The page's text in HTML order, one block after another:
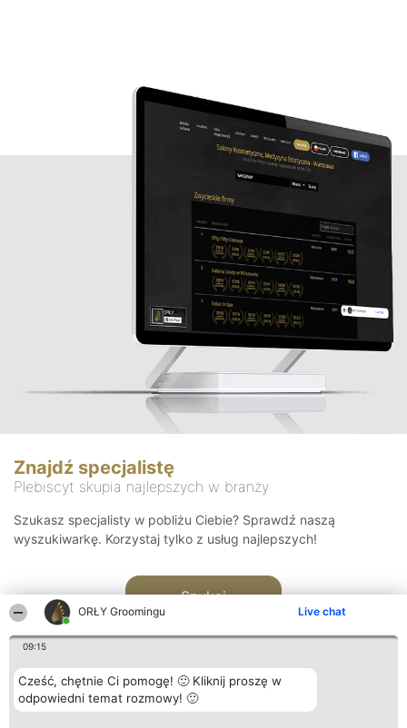
ORŁY Groomingu Live chat
09:15
Cześć, chętnie Ci pomogę! 🙂 Kliknij proszę w
odpowiedni temat rozmowy! 🙂
Znajdź specjalistę
Plebiscyt skupia najlepszych w branży
Szukasz specjalisty w pobliżu Ciebie? Sprawdź naszą
wyszukiwarkę. Korzystaj tylko z usług najlepszych!
Szukaj